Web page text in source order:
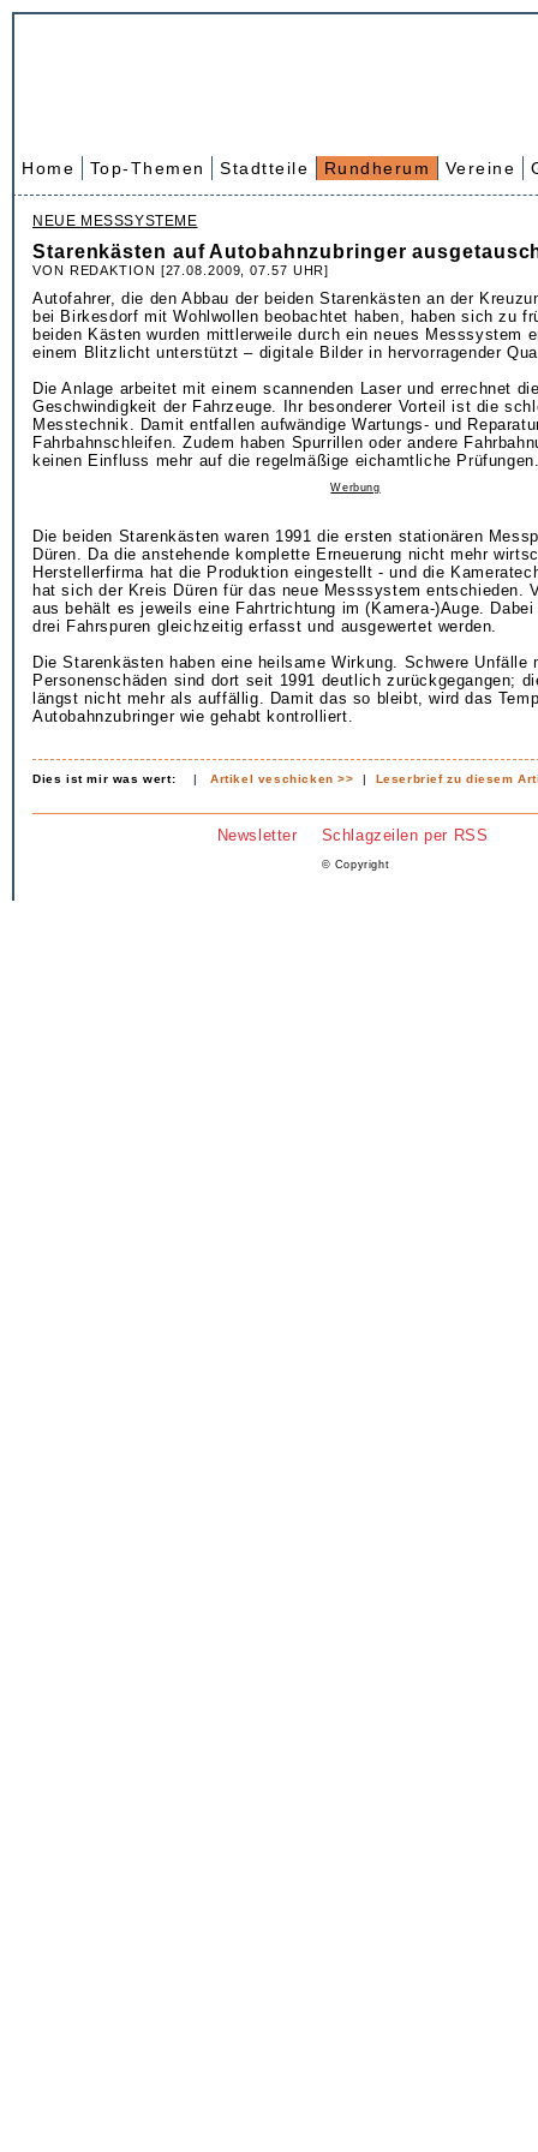
Home Top-Themen Stadtteile Rundherum Vereine
NEUE MESSSYSTEME
Starenkästen auf Autobahnzubringer
VON REDAKTION [27.08.2009, 07.57 UHR]
Autofahrer, die den Abbau der beiden Starenkästen an der
bei Birkesdorf mit Wohlwollen beobachtet haben, haben sich zu
beiden Kästen wurden mittlerweile durch ein neues Messsystem
einem Blitzlicht unterstützt – digitale Bilder in hervorragender
Die Anlage arbeitet mit einem scannenden Laser und errechnet
Geschwindigkeit der Fahrzeuge. Ihr besonderer Vorteil ist die
Messtechnik. Damit entfallen aufwändige Wartungs- und
Fahrbahnschleifen. Zudem haben Spurrillen oder andere
keinen Einfluss mehr auf die regelmäßige eichamtliche
Werbung
Die beiden Starenkästen waren 1991 die ersten stationären
Düren. Da die anstehende komplette Erneuerung nicht mehr
Herstellerfirma hat die Produktion eingestellt - und die
hat sich der Kreis Düren für das neue Messsystem entschieden.
aus behält es jeweils eine Fahrtrichtung im (Kamera-)Auge.
drei Fahrspuren gleichzeitig erfasst und ausgewertet werden.
Die Starenkästen haben eine heilsame Wirkung. Schwere Unfälle
Personenschäden sind dort seit 1991 deutlich zurückgegangen;
längst nicht mehr als auffällig. Damit das so bleibt, wird das
Autobahnzubringer wie gehabt kontrolliert.
Dies ist mir was wert: |Artikel veschicken >> | Leserbrief zu diesem
Newsletter Schlagzeilen per RSS
© Copyright